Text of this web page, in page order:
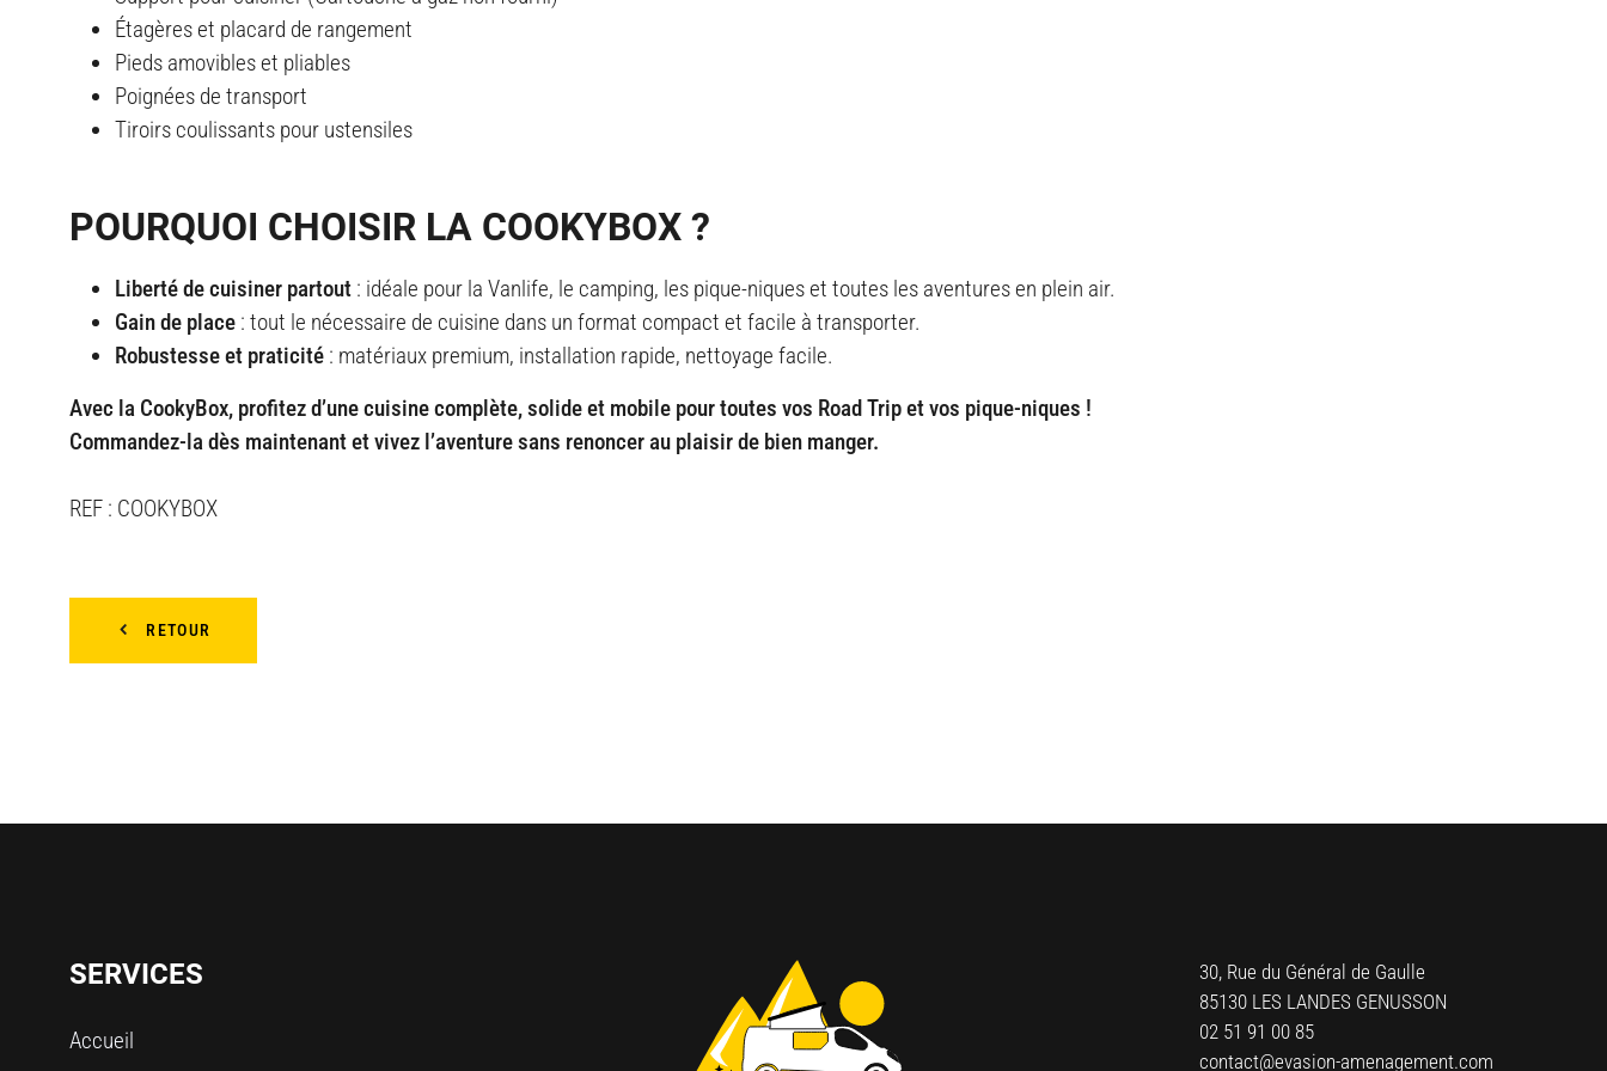
Étagères et placard de rangement
Pieds amovibles et pliables
Poignées de transport
Tiroirs coulissants pour ustensiles
POURQUOI CHOISIR LA COOKYBOX ?
Liberté de cuisiner partout : idéale pour la Vanlife, le camping, les pique-niques et toutes les aventures en plein air.
Gain de place : tout le nécessaire de cuisine dans un format compact et facile à transporter.
Robustesse et praticité : matériaux premium, installation rapide, nettoyage facile.
Avec la CookyBox, profitez d’une cuisine complète, solide et mobile pour toutes vos Road Trip et vos pique-niques !
Commandez-la dès maintenant et vivez l’aventure sans renoncer au plaisir de bien manger.
REF : COOKYBOX
RETOUR
SERVICES
Accueil
30, Rue du Général de Gaulle
85130 LES LANDES GENUSSON
02 51 91 00 85
contact@evasion-amenagement.com